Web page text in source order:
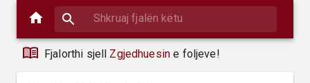
Fjalorthi sjell Zgjedhuesin e foljeve!